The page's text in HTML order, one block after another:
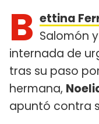
B ettina
Salomón
internada de
tras su paso
hermana,
apuntó contra